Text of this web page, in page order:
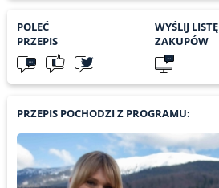
POLEĆ
PRZEPIS
WYŚLIJ LISTĘ
ZAKUPÓW
PRZEPIS POCHODZI Z PROGRAMU: